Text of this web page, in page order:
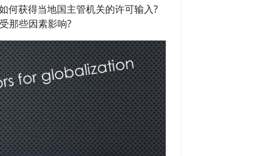
何获得当地国主管机关的许可输入?
那些因素影响?